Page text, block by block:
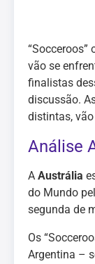
“Socceroos”
vão se
finalistas
discussão.
distintas,
Análise
A Austrália
do Mundo
segunda de
Os
Argentina –